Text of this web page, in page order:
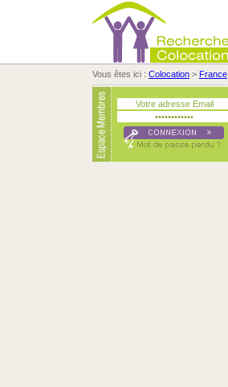
Vous êtes ici : Colocation > France